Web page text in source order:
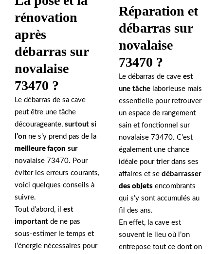
rénovation
après
débarras sur
novalaise
73470 ?
Le débarras de sa cave
peut être une tâche
décourageante, surtout si
l’on ne s’y prend pas de la
meilleure façon sur
novalaise 73470. Pour
éviter les erreurs courants,
voici quelques conseils à
suivre.
Tout d’abord, il est
important de ne pas
sous-estimer le temps et
l’énergie nécessaires pour
Réparation et
débarras sur
novalaise
73470 ?
Le débarras de cave est
une tâche laborieuse mais
essentielle pour retrouver
un espace de rangement
sain et fonctionnel sur
novalaise 73470. C’est
également une chance
idéale pour trier dans ses
affaires et se débarrasser
des objets encombrants
qui s’y sont accumulés au
fil des ans.
En effet, la cave est
souvent le lieu où l’on
entrepose tout ce dont on